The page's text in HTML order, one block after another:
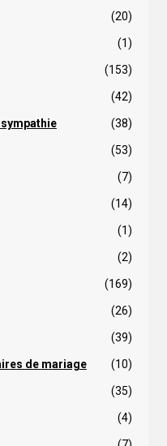
(20)
(1)
(153)
(42)
(38)
(53)
(7)
(14)
(1)
(2)
(169)
(26)
(39)
de mariage (10)
(35)
(4)